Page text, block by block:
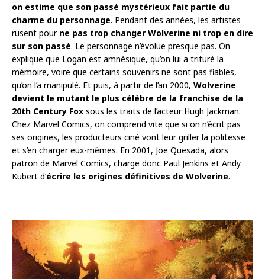
on estime que son passé mystérieux fait partie du
charme du personnage. Pendant des années, les artistes
rusent pour ne pas trop changer Wolverine ni trop en dire
sur son passé. Le personnage n’évolue presque pas. On
explique que Logan est amnésique, qu’on lui a trituré la
mémoire, voire que certains souvenirs ne sont pas fiables,
qu’on l’a manipulé. Et puis, à partir de l’an 2000, Wolverine
devient le mutant le plus célèbre de la franchise de la
20th Century Fox sous les traits de l’acteur Hugh Jackman.
Chez Marvel Comics, on comprend vite que si on n’écrit pas
ses origines, les producteurs ciné vont leur griller la politesse
et s’en charger eux-mêmes. En 2001, Joe Quesada, alors
patron de Marvel Comics, charge donc Paul Jenkins et Andy
Kubert d’écrire les origines définitives de Wolverine.